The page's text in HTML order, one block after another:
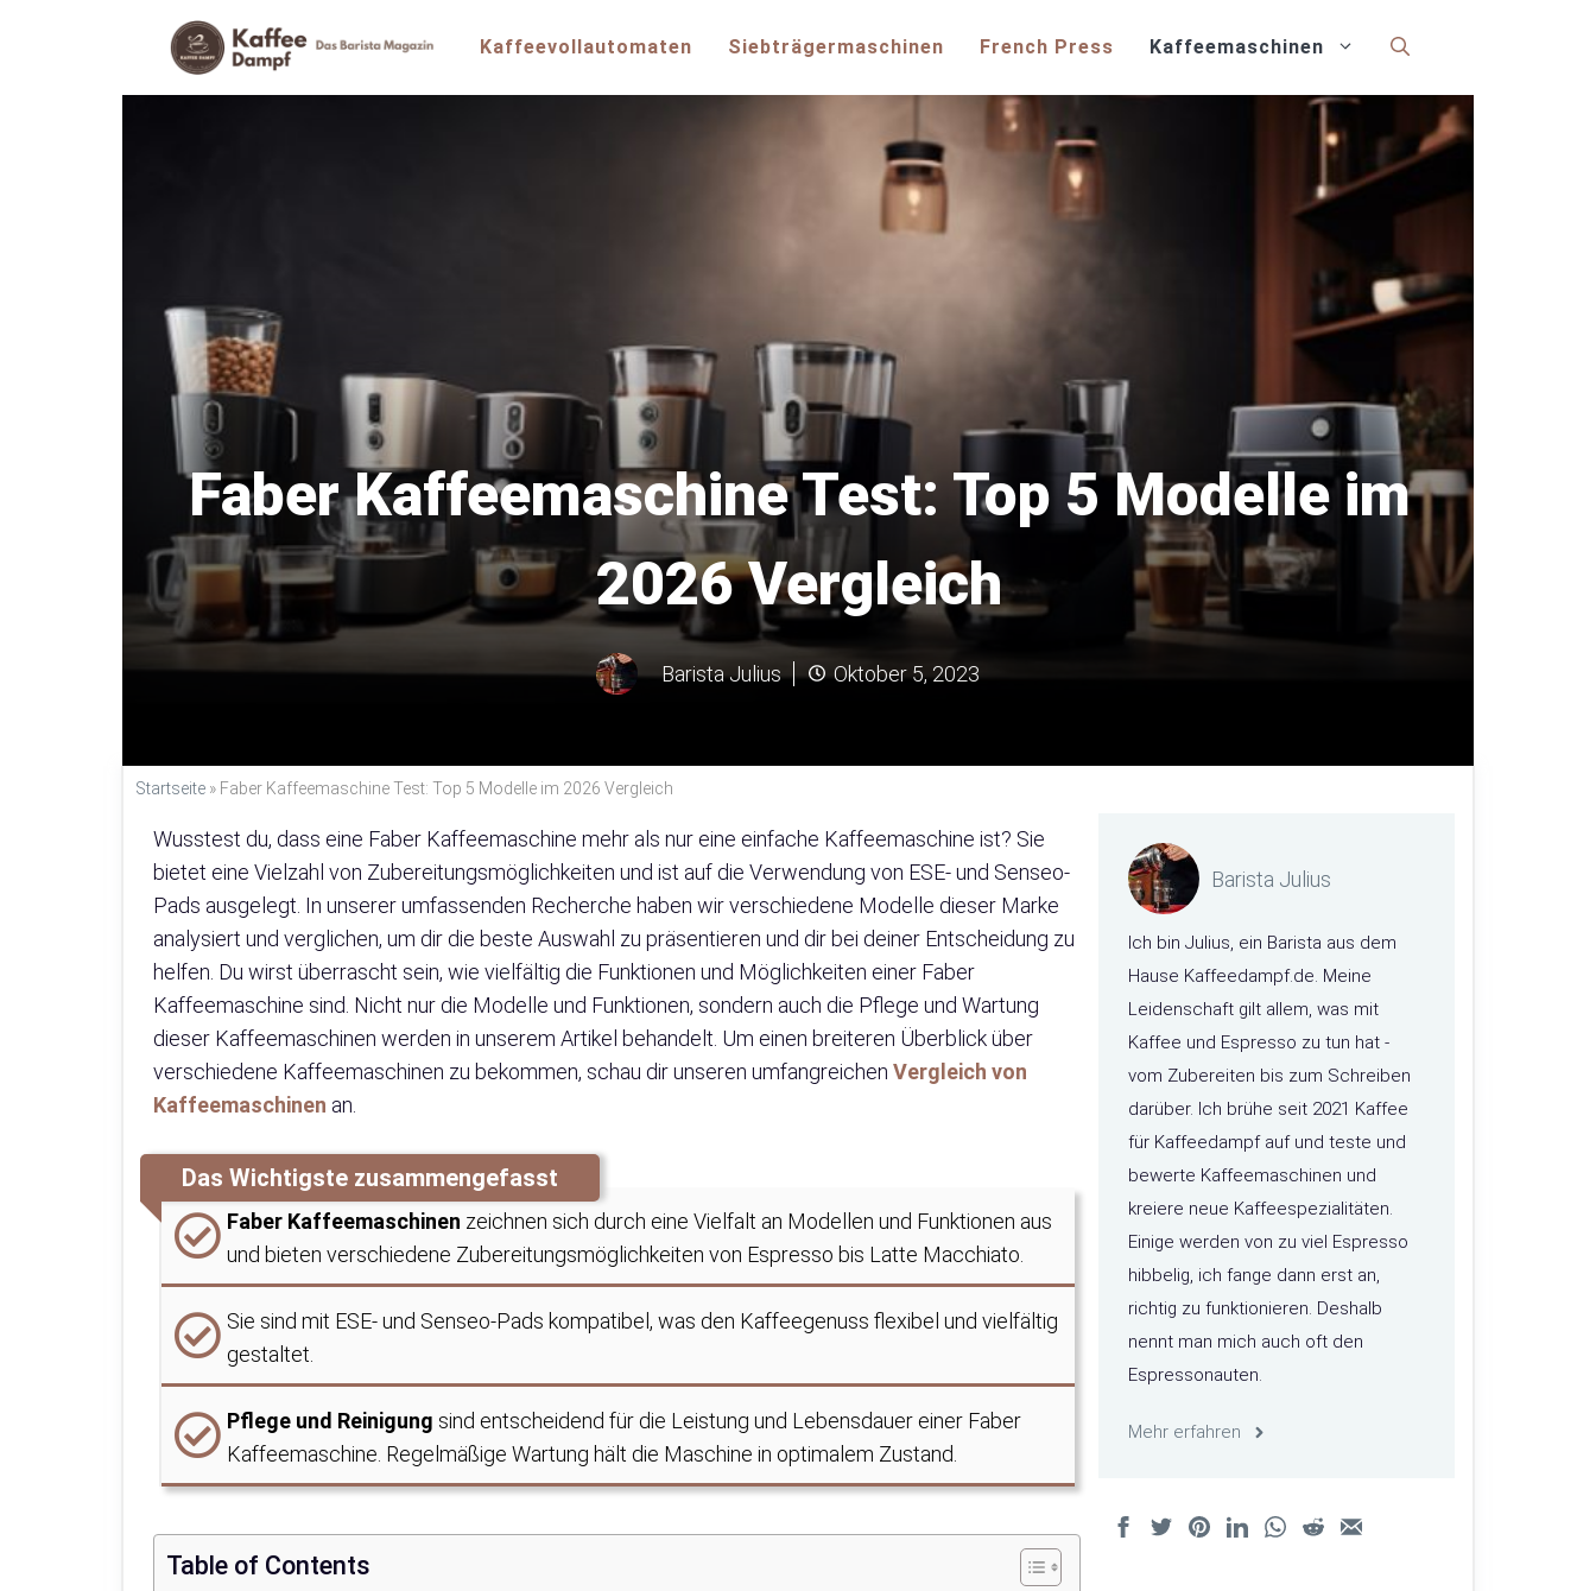
Kaffeevollautomaten Siebträgermaschinen French Press Kaffeemaschinen
Faber Kaffeemaschine Test: Top 5 Modelle im
2026 Vergleich
Barista Julius Oktober 5, 2023
Startseite » Faber Kaffeemaschine Test: Top 5 Modelle im 2026 Vergleich
Wusstest du, dass eine Faber Kaffeemaschine mehr als nur eine einfache Kaffeemaschine ist? Sie
bietet eine Vielzahl von Zubereitungsmöglichkeiten und ist auf die Verwendung von ESE- und Senseo-
Pads ausgelegt. In unserer umfassenden Recherche haben wir verschiedene Modelle dieser Marke
analysiert und verglichen, um dir die beste Auswahl zu präsentieren und dir bei deiner Entscheidung zu
helfen. Du wirst überrascht sein, wie vielfältig die Funktionen und Möglichkeiten einer Faber
Kaffeemaschine sind. Nicht nur die Modelle und Funktionen, sondern auch die Pflege und Wartung
dieser Kaffeemaschinen werden in unserem Artikel behandelt. Um einen breiteren Überblick über
verschiedene Kaffeemaschinen zu bekommen, schau dir unseren umfangreichen Vergleich von
Kaffeemaschinen an.
Das Wichtigste zusammengefasst
Faber Kaffeemaschinen zeichnen sich durch eine Vielfalt an Modellen und Funktionen aus
und bieten verschiedene Zubereitungsmöglichkeiten von Espresso bis Latte Macchiato.
Sie sind mit ESE- und Senseo-Pads kompatibel, was den Kaffeegenuss flexibel und vielfältig
gestaltet.
Pflege und Reinigung sind entscheidend für die Leistung und Lebensdauer einer Faber
Kaffeemaschine. Regelmäßige Wartung hält die Maschine in optimalem Zustand.
Table of Contents
Barista Julius
Ich bin Julius, ein Barista aus dem
Hause Kaffeedampf.de. Meine
Leidenschaft gilt allem, was mit
Kaffee und Espresso zu tun hat -
vom Zubereiten bis zum Schreiben
darüber. Ich brühe seit 2021 Kaffee
für Kaffeedampf auf und teste und
bewerte Kaffeemaschinen und
kreiere neue Kaffeespezialitäten.
Einige werden von zu viel Espresso
hibbelig, ich fange dann erst an,
richtig zu funktionieren. Deshalb
nennt man mich auch oft den
Espressonauten.
Mehr erfahren